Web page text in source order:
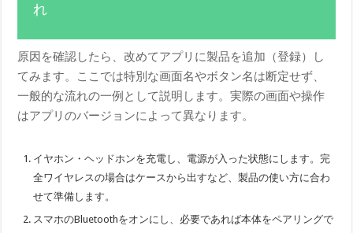
れ
原因を確認したら、改めてアプリに製品を追加（登録）し
てみます。ここでは特別な画面名やボタン名は断定せず、
一般的な流れの一例として説明します。実際の画面や操作
はアプリのバージョンによって異なります。
イヤホン・ヘッドホンを充電し、電源が入った状態にします。完
全ワイヤレスの場合はケースから出すなど、製品の使い方に合わ
せて準備します。
スマホのBluetoothをオンにし、必要であれば本体をペアリングで